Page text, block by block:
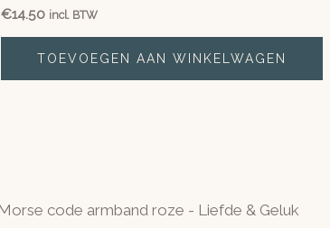
€14.50 incl. BTW
TOEVOEGEN AAN WINKELWAGEN